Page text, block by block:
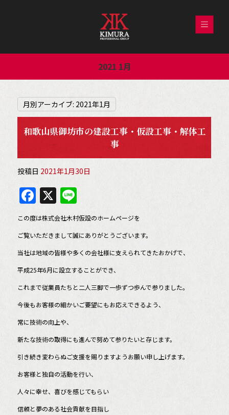
2021 1月
月別アーカイブ: 2021年1月
和歌山県御坊市の建設工事・仮設工事・解体工
事
投稿日 2021年1月30日
F
a
c
e
b
o
o
k
X Li
n
e
この度は株式会社木村仮設のホームページを
ご覧いただきまして誠にありがとうございます。
当社は地域の皆様や多くの会社様に支えられてきたおかげで、
平成25年6月に設立することができ、
これまで従業員たちと二人三脚で一歩ずつ歩んで参りました。
今後もお客様の細かいご要望にもお応えできるよう、
常に技術の向上や、
新たな技術の取得にも進んで努めて参りたいと存じます。
引き続き変わらぬご支援を賜りますようお願い申し上げます。
お客様と独自の活動を行い、
人々に幸せ、喜びを感じてもらい
信頼と夢のある社会貢献を目指し